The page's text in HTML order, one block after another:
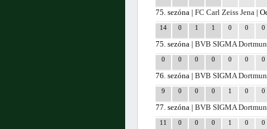
75. sezóna |FC Carl Zeiss Jena |
14 0 1 1 0 0 0
75. sezóna |BVB SIGMA
0 0 0 0 0 0 0
76. sezóna |BVB SIGMA
9 0 0 0 1 0 0
77. sezóna |BVB SIGMA
11 0 0 0 1 0 0